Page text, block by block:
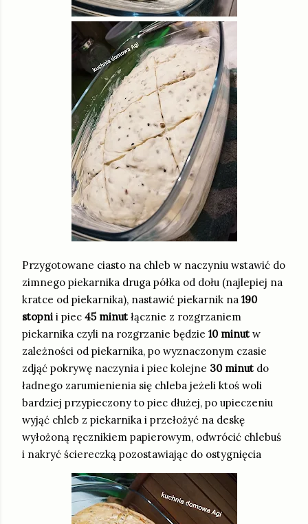
Przygotowane ciasto na chleb w naczyniu wstawić do
zimnego piekarnika druga półka od dołu (najlepiej na
kratce od piekarnika), nastawić piekarnik na 190
stopni i piec 45 minut łącznie z rozgrzaniem
piekarnika czyli na rozgrzanie będzie 10 minut w
zależności od piekarnika, po wyznaczonym czasie
zdjąć pokrywę naczynia i piec kolejne 30 minut do
ładnego zarumienienia się chleba jeżeli ktoś woli
bardziej przypieczony to piec dłużej, po upieczeniu
wyjąć chleb z piekarnika i przełożyć na deskę
wyłożoną ręcznikiem papierowym, odwrócić chlebuś
i nakryć ściereczką pozostawiając do ostygnięcia